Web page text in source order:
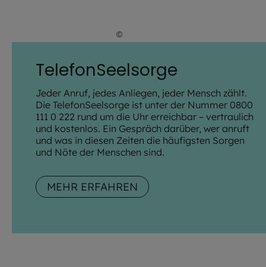
©
TelefonSeelsorge
Jeder Anruf, jedes Anliegen, jeder Mensch zählt.
Die TelefonSeelsorge ist unter der Nummer 0800
111 0 222 rund um die Uhr erreichbar – vertraulich
und kostenlos. Ein Gespräch darüber, wer anruft
und was in diesen Zeiten die häufigsten Sorgen
und Nöte der Menschen sind.
MEHR ERFAHREN